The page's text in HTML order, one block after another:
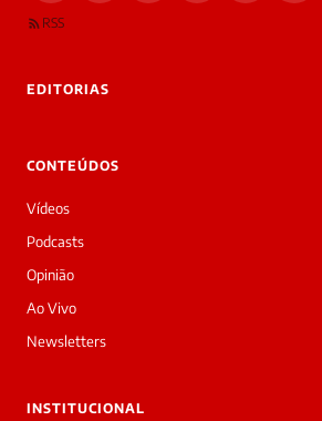
RSS
EDITORIAS
CONTEÚDOS
Vídeos
Podcasts
Opinião
Ao Vivo
Newsletters
INSTITUCIONAL